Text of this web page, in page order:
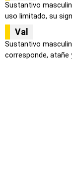
Sustantivo
uso limitado, su
Val
Sustantivo
corresponde, atañe